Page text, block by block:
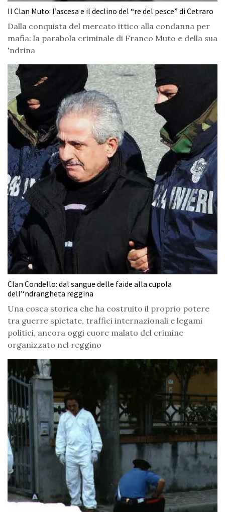
Il Clan Muto: l’ascesa e il declino del “re del pesce” di Cetraro
Dalla conquista del mercato ittico alla condanna per
mafia: la parabola criminale di Franco Muto e della sua
'ndrina
Clan Condello: dal sangue delle faide alla cupola
dell’‘ndrangheta reggina
Una cosca storica che ha costruito il proprio potere
tra guerre spietate, traffici internazionali e legami
politici, ancora oggi cuore malato del crimine
organizzato nel reggino